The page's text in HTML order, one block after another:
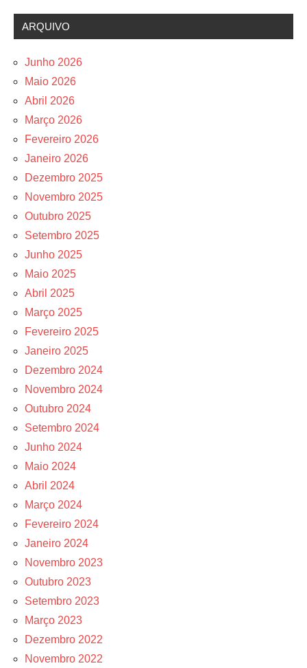
ARQUIVO
Junho 2026
Maio 2026
Abril 2026
Março 2026
Fevereiro 2026
Janeiro 2026
Dezembro 2025
Novembro 2025
Outubro 2025
Setembro 2025
Junho 2025
Maio 2025
Abril 2025
Março 2025
Fevereiro 2025
Janeiro 2025
Dezembro 2024
Novembro 2024
Outubro 2024
Setembro 2024
Junho 2024
Maio 2024
Abril 2024
Março 2024
Fevereiro 2024
Janeiro 2024
Novembro 2023
Outubro 2023
Setembro 2023
Março 2023
Dezembro 2022
Novembro 2022